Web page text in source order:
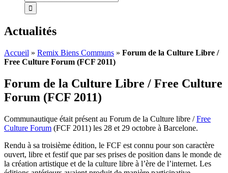
Actualités
Accueil » Remix Biens Communs » Forum de la Culture Libre /
Free Culture Forum (FCF 2011)
Forum de la Culture Libre / Free Culture
Forum (FCF 2011)
Communautique était présent au Forum de la Culture libre /Free
Culture Forum (FCF 2011) les 28 et 29 octobre à Barcelone.
Rendu à sa troisième édition, le FCF est connu pour son caractère
ouvert, libre et festif que par ses prises de position dans le monde de
la création artistique et de la culture libre à l’ère de l’internet. Les